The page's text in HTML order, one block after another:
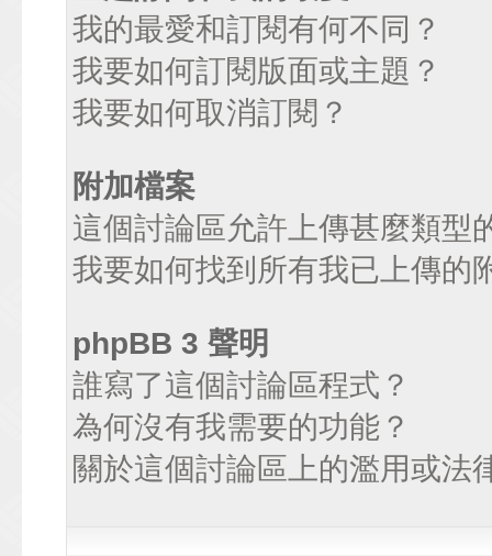
我的最愛和訂閱有何不同？
我要如何訂閱版面或主題？
我要如何取消訂閱？
附加檔案
這個討論區允許上傳甚麼類型
我要如何找到所有我已上傳的
phpBB 3 聲明
誰寫了這個討論區程式？
為何沒有我需要的功能？
關於這個討論區上的濫用或法